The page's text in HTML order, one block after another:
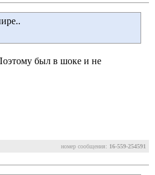
был в шоке и не
номер сообщения: 16-559-254591